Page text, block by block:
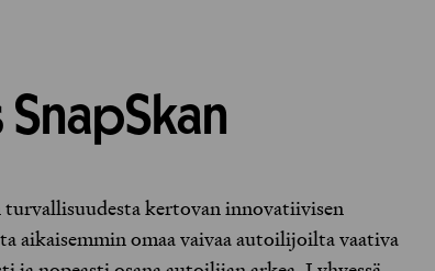
kertovan innovatiivisen
aikaisemmin omaa vaivaa autoilijoilta vaativa